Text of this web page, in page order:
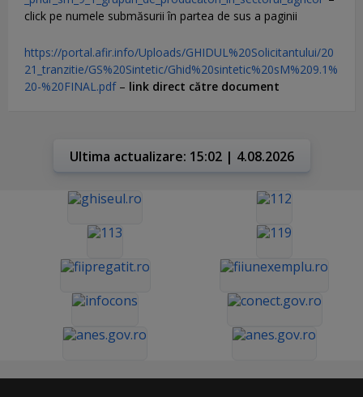
click pe numele submăsurii în partea de sus a paginii
https://portal.afir.info/Uploads/GHIDUL%20Solicitantului/20
21_tranzitie/GS%20Sintetic/Ghid%20sintetic%20sM%209.1%
20-%20FINAL.pdf– link direct către document
Ultima actualizare: 15:02 | 4.08.2026